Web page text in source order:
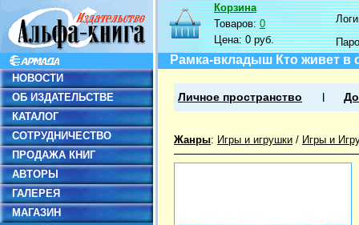
НОВОСТИ
ОБ ИЗДАТЕЛЬСТВЕ
КАТАЛОГ
СОТРУДНИЧЕСТВО
ПРОДАЖА КНИГ
АВТОРЫ
ГАЛЕРЕЯ
МАГАЗИН
Корзина
Товаров:0
Цена:0 руб.
Рамка-вкладыш Кто живет в
Личное пространство
Жанры: Игры и игрушки / Игры и